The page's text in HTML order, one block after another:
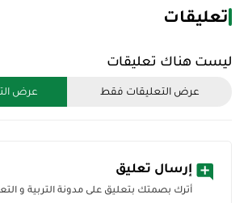
تعليقات
ليست هناك تعليقات
عرض التعليقات فقط عرض
إرسال تعليق
أترك بصمتك بتعليق على مدونة التربية و